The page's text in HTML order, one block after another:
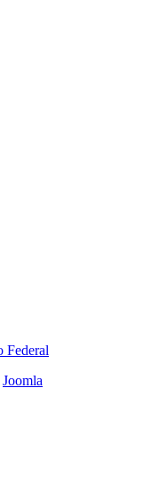
Joomla